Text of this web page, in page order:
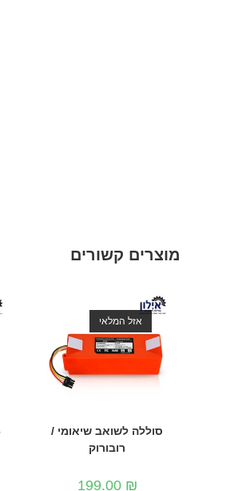
מוצרים קשורים
אזל המלאי
סוללה לשואב שיאומי /
רובורוק
199.00 ₪